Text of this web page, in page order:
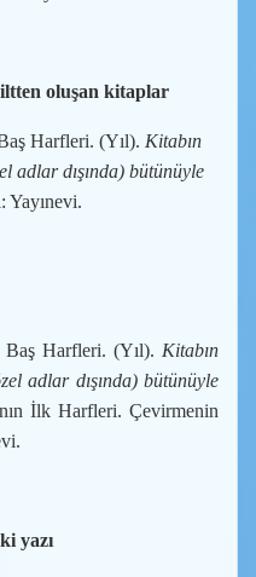
oluşan kitaplar
Baş Harfleri. (Yıl). Kitabın
adlar dışında) bütünüyle
Yayınevi.
Baş Harfleri. (Yıl). Kitabın
adlar dışında) bütünüyle
İlk Harfleri. Çevirmenin
yazı